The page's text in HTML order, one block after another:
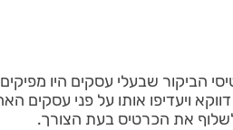
הביקור שבעלי עסקים היו
ויעדיפו אותו על פני
לשלוף את הכרטיס בעת הצורך.